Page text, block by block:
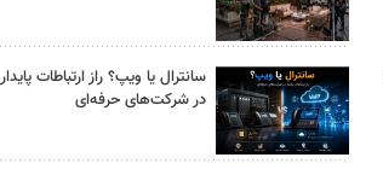
سانترال یا ویپ؟ راز ارتباطات پایدار
در شرکت‌های حرفه‌ای